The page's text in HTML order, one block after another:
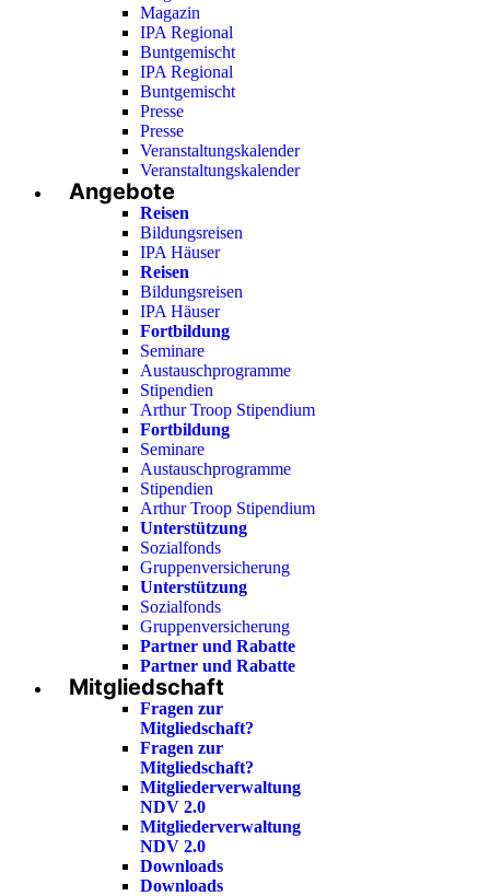
Magazin
IPA Regional
Buntgemischt
IPA Regional
Buntgemischt
Presse
Presse
Veranstaltungskalender
Veranstaltungskalender
Angebote
Reisen
Bildungsreisen
IPA Häuser
Reisen
Bildungsreisen
IPA Häuser
Fortbildung
Seminare
Austauschprogramme
Stipendien
Arthur Troop Stipendium
Fortbildung
Seminare
Austauschprogramme
Stipendien
Arthur Troop Stipendium
Unterstützung
Sozialfonds
Gruppenversicherung
Unterstützung
Sozialfonds
Gruppenversicherung
Partner und Rabatte
Partner und Rabatte
Mitgliedschaft
Fragen zur
Mitgliedschaft?
Fragen zur
Mitgliedschaft?
Mitgliederverwaltung
NDV 2.0
Mitgliederverwaltung
NDV 2.0
Downloads
Downloads